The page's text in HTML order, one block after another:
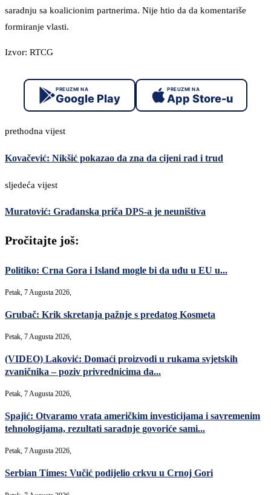
saradnju sa koalicionim partnerima. Nije htio da da komentariše
formiranje vlasti.
Izvor: RTCG
PREUZMI NA
Google Play
PREUZMI NA
App Store-u
prethodna vijest
Kovačević: Nikšić pokazao da zna da cijeni rad i trud
sljedeća vijest
Muratović: Građanska priča DPS-a je neuništiva
Pročitajte još:
Politiko: Crna Gora i Island mogle bi da uđu u EU u...
Petak, 7 Augusta 2026,
Grubač: Krik skretanja pažnje s predatog Kosmeta
Petak, 7 Augusta 2026,
(VIDEO) Laković: Domaći proizvodi u rukama svjetskih
zvaničnika – poziv privrednicima da...
Petak, 7 Augusta 2026,
Spajić: Otvaramo vrata američkim investicijama i savremenim
tehnologijama, rezultati saradnje govoriće sami...
Petak, 7 Augusta 2026,
Serbian Times: Vučić podijelio crkvu u Crnoj Gori